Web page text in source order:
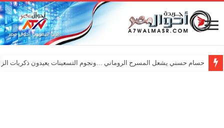
حسام حسني يشعل المسرح الروماني …ونجوم التسعينات يعيدون ذكريات